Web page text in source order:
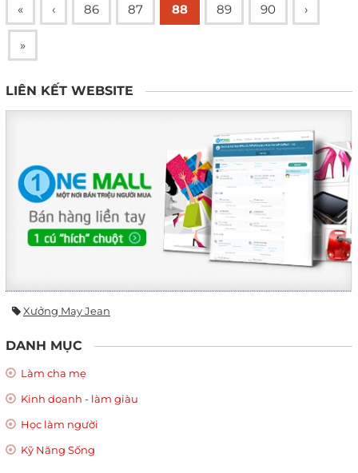
« ‹ 86 87 88 89 90 ›
»
LIÊN KẾT WEBSITE
Xưởng May Jean
DANH MỤC
Làm cha mẹ
Kinh doanh - làm giàu
Học làm người
Kỹ Năng Sống